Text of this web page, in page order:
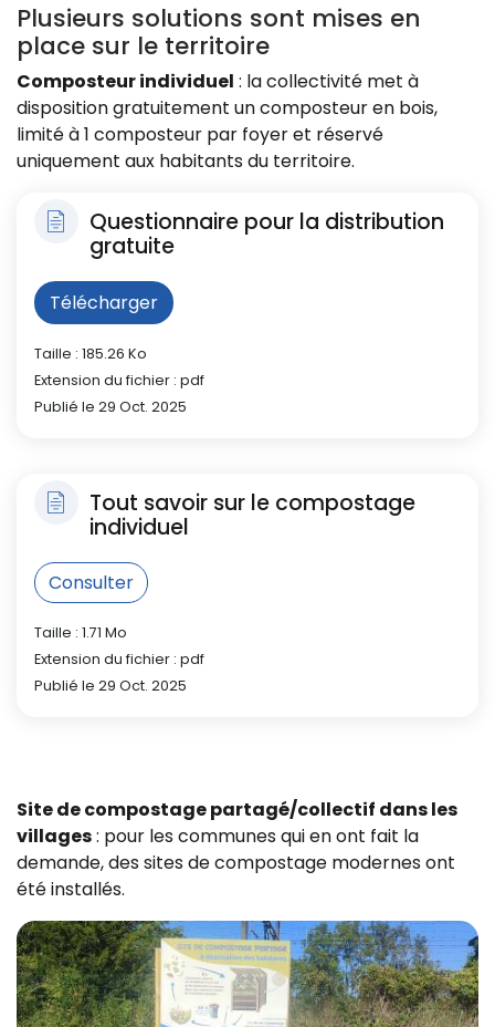
Plusieurs solutions sont mises en
place sur le territoire
Composteur individuel : la collectivité met à
disposition gratuitement un composteur en bois,
limité à 1 composteur par foyer et réservé
uniquement aux habitants du territoire.
Questionnaire pour la distribution
gratuite
Télécharger
Taille : 185.26 Ko
Extension du fichier : pdf
Publié le 29 Oct. 2025
Tout savoir sur le compostage
individuel
Consulter
Taille : 1.71 Mo
Extension du fichier : pdf
Publié le 29 Oct. 2025
Site de compostage partagé/collectif dans les
villages: pour les communes qui en ont fait la
demande, des sites de compostage modernes ont
été installés.